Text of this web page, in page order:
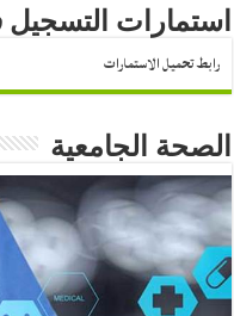
استمارات التسجيل
رابط تحميل الاستمارات
الصحة الجامعية